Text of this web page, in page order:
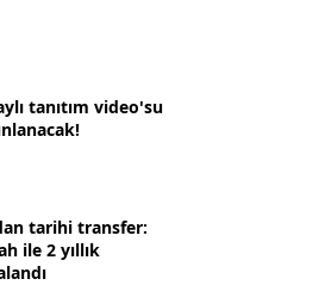
tanıtım video'su
tarihi transfer:
ile 2 yıllık